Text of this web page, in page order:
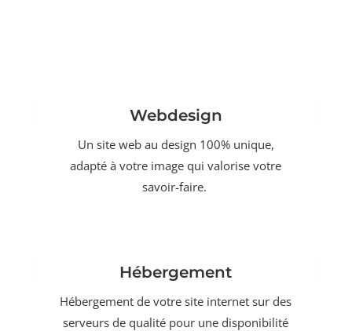
Webdesign
Un site web au design 100% unique,
adapté à votre image qui valorise votre
savoir-faire.
Hébergement
Hébergement de votre site internet sur des
serveurs de qualité pour une disponibilité